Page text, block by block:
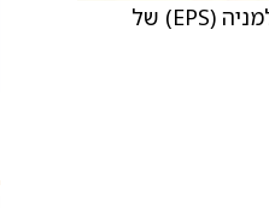
. הפירמה ממתינים עם ההחלטה הזו משום שהמכפיל נראה הוגן ביחס ליעד הצמיחה ברווח למניה (EPS) של